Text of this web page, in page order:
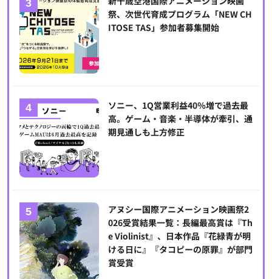
祭、次世代育成プログラム「NEW CH
ITOSE TAS」参加者募集開始
ソニー、1Q営業利益40％増で過去最
高。ゲーム・音楽・半導体が牽引、通
期見通しも上方修正
アヌシー国際アニメーション映画祭2
026受賞結果一覧：長編最高賞は『Th
e Violinist』、日本作品『花緑青が明
ける日に』『タコピーの原罪』が部門
賞受賞